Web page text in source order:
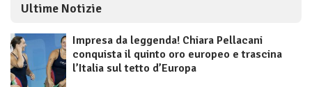
Ultime Notizie
Impresa da leggenda! Chiara Pellacani
conquista il quinto oro europeo e trascina
l’Italia sul tetto d’Europa